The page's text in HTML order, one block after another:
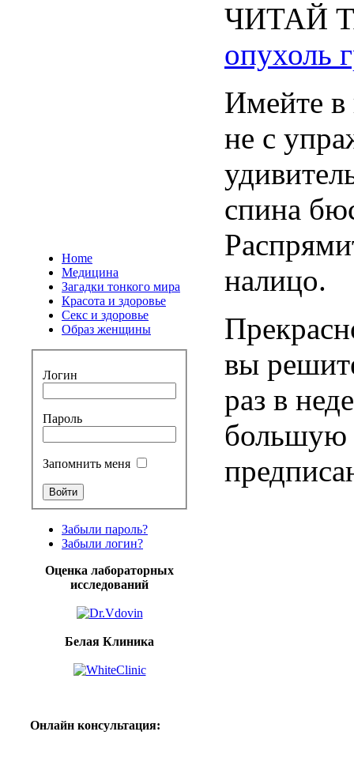
Home
Медицина
Загадки тонкого мира
Красота и здоровье
Секс и здоровье
Образ женщины
Логин
Пароль
Запомнить меня
Забыли пароль?
Забыли логин?
Оценка лабораторных
исследований
Белая Клиника
Онлайн консультация:
ЧИТАЙ
опухоль
Имейте в
не с
спина
налицо.
вы
раз в
большую